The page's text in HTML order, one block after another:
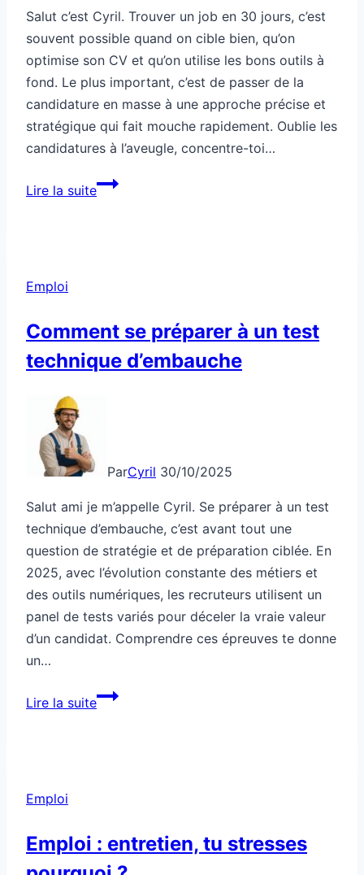
Salut c’est Cyril. Trouver un job en 30 jours, c’est
souvent possible quand on cible bien, qu’on
optimise son CV et qu’on utilise les bons outils à
fond. Le plus important, c’est de passer de la
candidature en masse à une approche précise et
stratégique qui fait mouche rapidement. Oublie les
candidatures à l’aveugle, concentre-toi…
Lire la suiteEmploi
30
jours
Emploi
Comment se préparer à un test
technique d’embauche
ParCyril 30/10/2025
Salut ami je m’appelle Cyril. Se préparer à un test
technique d’embauche, c’est avant tout une
question de stratégie et de préparation ciblée. En
2025, avec l’évolution constante des métiers et
des outils numériques, les recruteurs utilisent un
panel de tests variés pour déceler la vraie valeur
d’un candidat. Comprendre ces épreuves te donne
un…
Lire la suiteComment
d’embauche
Emploi
Emploi : entretien, tu stresses